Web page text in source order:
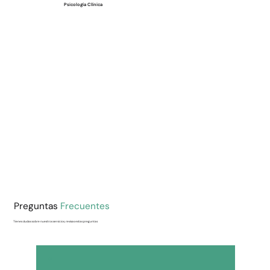
Psicología Clínica
Preguntas Frecuentes
Tienes dudas sobre nuestros servicios, revisas estas preguntas